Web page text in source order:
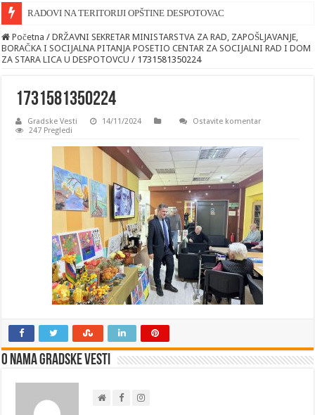
RADOVI NA TERITORIJI OPŠTINE DESPOTOVAC
Početna / DRŽAVNI SEKRETAR MINISTARSTVA ZA RAD, ZAPOŠLJAVANJE,
BORAČKA I SOCIJALNA PITANJA POSETIO CENTAR ZA SOCIJALNI RAD I DOM
ZA STARA LICA U DESPOTOVCU / 1731581350224
1731581350224
Gradske Vesti 14/11/2024
Ostavite komentar
247 Pregledi
O nama Gradske Vesti